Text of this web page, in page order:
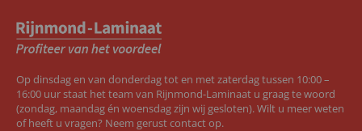
Op dinsdag en van donderdag tot en met zaterdag tussen 10:00 –
16:00 uur staat het team van Rijnmond-Laminaat u graag te woord
(zondag, maandag én woensdag zijn wij gesloten). Wilt u meer weten
of heeft u vragen? Neem gerust contact op.